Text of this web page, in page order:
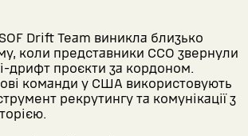
Drift Team виникла близько
коли представники ССО звернули
дрифт проєкти за кордоном.
команди у США використовують
рекрутингу та комунікації з